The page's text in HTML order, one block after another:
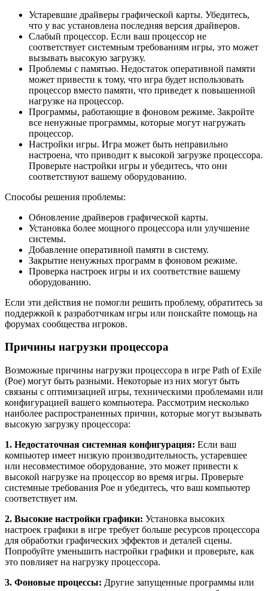
Устаревшие драйверы графической карты. Убедитесь,
что у вас установлена последняя версия драйверов.
Слабый процессор. Если ваш процессор не
соответствует системным требованиям игры, это может
вызывать высокую загрузку.
Проблемы с памятью. Недостаток оперативной памяти
может привести к тому, что игра будет использовать
процессор вместо памяти, что приведет к повышенной
нагрузке на процессор.
Программы, работающие в фоновом режиме. Закройте
все ненужные программы, которые могут нагружать
процессор.
Настройки игры. Игра может быть неправильно
настроена, что приводит к высокой загрузке процессора.
Проверьте настройки игры и убедитесь, что они
соответствуют вашему оборудованию.
Способы решения проблемы:
Обновление драйверов графической карты.
Установка более мощного процессора или улучшение
системы.
Добавление оперативной памяти в систему.
Закрытие ненужных программ в фоновом режиме.
Проверка настроек игры и их соответствие вашему
оборудованию.
Если эти действия не помогли решить проблему, обратитесь за
поддержкой к разработчикам игры или поискайте помощь на
форумах сообщества игроков.
Причины нагрузки процессора
Возможные причины нагрузки процессора в игре Path of Exile
(Poe) могут быть разными. Некоторые из них могут быть
связаны с оптимизацией игры, техническими проблемами или
конфигурацией вашего компьютера. Рассмотрим несколько
наиболее распространенных причин, которые могут вызывать
высокую загрузку процессора:
1. Недостаточная системная конфигурация: Если ваш
компьютер имеет низкую производительность, устаревшее
или несовместимое оборудование, это может привести к
высокой нагрузке на процессор во время игры. Проверьте
системные требования Poe и убедитесь, что ваш компьютер
соответствует им.
2. Высокие настройки графики: Установка высоких
настроек графики в игре требует больше ресурсов процессора
для обработки графических эффектов и деталей сцены.
Попробуйте уменьшить настройки графики и проверьте, как
это повлияет на нагрузку процессора.
3. Фоновые процессы: Другие запущенные программы или